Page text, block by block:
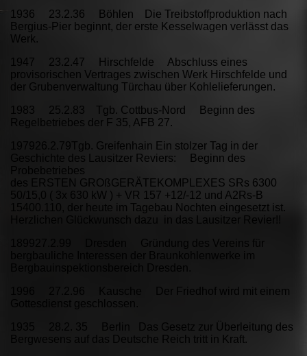
1936 23.2.36 Böhlen Die Treibstoffproduktion nach
Bergius-Pier beginnt, der erste Kesselwagen verlässt das
Werk.
1947 23.2.47 Hirschfelde Abschluss eines
provisorischen Vertrages zwischen Werk Hirschfelde und
der Grubenverwaltung Türchau über Kohlelieferungen.
1983 25.2.83 Tgb. Cottbus-Nord Beginn des
Regelbetriebes der F 35, AFB 27.
197926.2.79Tgb. Greifenhain Ein stolzer Tag in der
Geschichte des Lausitzer Reviers: Beginn des
Probebetriebes
des ERSTEN GROßGERÄTEKOMPLEXES SRs 6300
50/15,0 ( 3x 630 kW ) + VR 157 +12/-12 und A2Rs-B
15400.110, der heute im Tagebau Nochten eingesetzt ist.
Herzlichen Glückwunsch dazu in das Lausitzer Revier!!
189927.2.99 Dresden Gründung des Vereins für
bergbauliche Interessen der Braunkohlenwerke im
1996 27.2.96 Kausche Der Friedhof wird mit einem
1935 28.2. 35 Berlin Das Gesetz zur Überleitung des
Bergwesens auf das Deutsche Reich tritt in Kraft.